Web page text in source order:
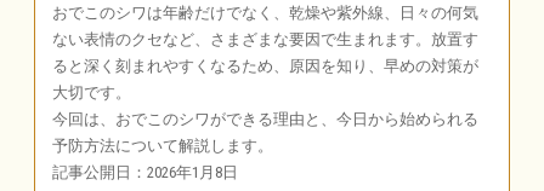
おでこのシワは年齢だけでなく、乾燥や紫外線、日々の何気
ない表情のクセなど、さまざまな要因で生まれます。放置す
ると深く刻まれやすくなるため、原因を知り、早めの対策が
大切です。
今回は、おでこのシワができる理由と、今日から始められる
予防方法について解説します。
記事公開日：2026年1月8日